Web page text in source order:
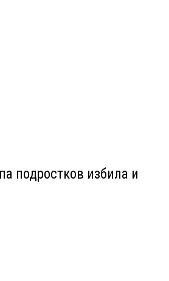
подростков избила и